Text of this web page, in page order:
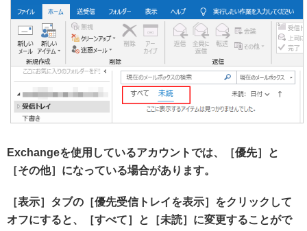
Exchangeを使用しているアカウントでは、［優先］と
［その他］になっている場合があります。
［表示］タブの［優先受信トレイを表示］をクリックして
オフにすると、［すべて］と［未読］に変更することがで